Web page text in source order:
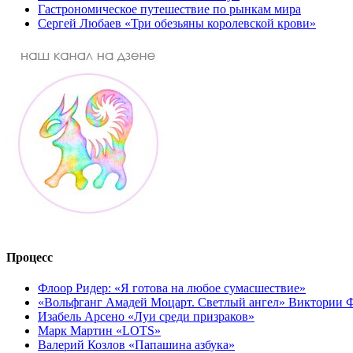
Гастрономическое путешествие по рынкам мира
Сергей Любаев «Три обезьяны королевской крови»
Процесс
Флоор Ридер: «Я готова на любое сумасшествие»
«Вольфганг Амадей Моцарт. Светлый ангел» Виктории
Изабель Арсено «Луи среди призраков»
Марк Мартин «LOTS»
Валерий Козлов «Папашина азбука»